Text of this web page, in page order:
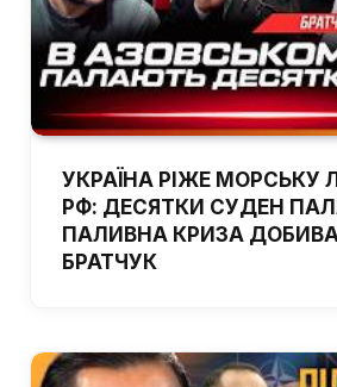
УКРАЇНА РІЖЕ МОРСЬКУ
РФ: ДЕСЯТКИ СУДЕН
ПАЛИВНА КРИЗА
БРАТЧУК